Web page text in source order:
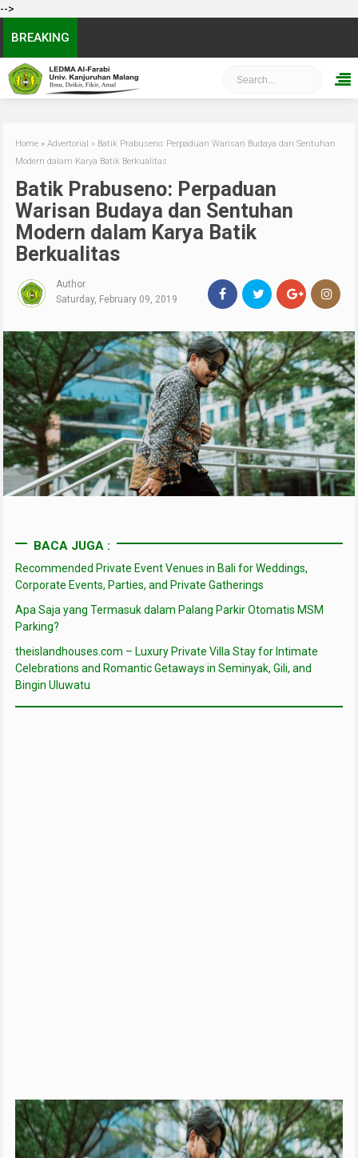
-->
BREAKING
Home »Advertorial » Batik Prabuseno: Perpaduan Warisan Budaya dan Sentuhan
Modern dalam Karya Batik Berkualitas
Batik Prabuseno: Perpaduan
Warisan Budaya dan Sentuhan
Modern dalam Karya Batik
Berkualitas
Author
Saturday, February 09, 2019
BACA JUGA :
Recommended Private Event Venues in Bali for Weddings,
Corporate Events, Parties, and Private Gatherings
Apa Saja yang Termasuk dalam Palang Parkir Otomatis MSM
Parking?
theislandhouses.com – Luxury Private Villa Stay for Intimate
Celebrations and Romantic Getaways in Seminyak, Gili, and
Bingin Uluwatu